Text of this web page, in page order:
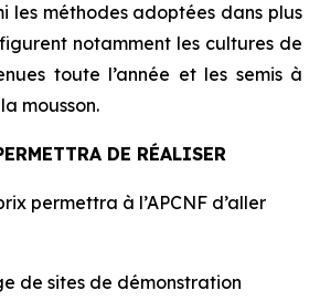
les méthodes adoptées dans plus
notamment les cultures de
toute l’année et les semis à
mousson.
DE RÉALISER
permettra à l’APCNF d’aller
de sites de démonstration